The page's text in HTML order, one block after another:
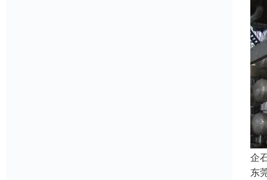
企
东